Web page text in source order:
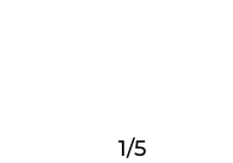
1/5